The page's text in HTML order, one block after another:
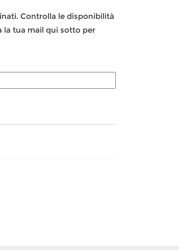
Controlla le disponibilità
la tua mail qui sotto per